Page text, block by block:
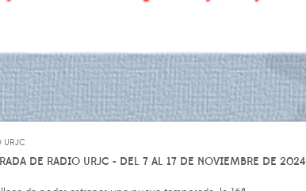
URJC
DE RADIO URJC - DEL 7 AL 17 DE NOVIEMBRE DE 2024